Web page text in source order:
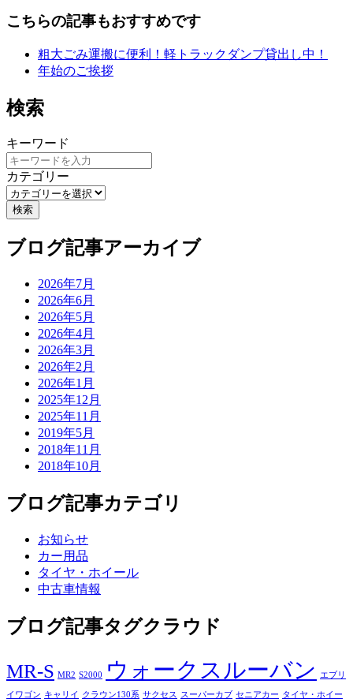
こちらの記事もおすすめです
粗大ごみ運搬に便利！軽トラックダンプ貸出し中！
年始のご挨拶
検索
キーワード
カテゴリー
検索
ブログ記事アーカイブ
2026年7月
2026年6月
2026年5月
2026年4月
2026年3月
2026年2月
2026年1月
2025年12月
2025年11月
2019年5月
2018年11月
2018年10月
ブログ記事カテゴリ
お知らせ
カー用品
タイヤ・ホイール
中古車情報
ブログ記事タグクラウド
MR-S MR2 S2000 ウォークスルーバン エブリ
イワゴン キャリイ クラウン130系 サクセス スーパーカブ セニアカー タイヤ・ホイー